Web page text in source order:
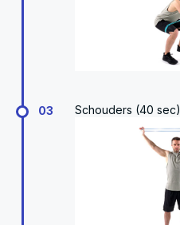
03 Schouders (40 sec)